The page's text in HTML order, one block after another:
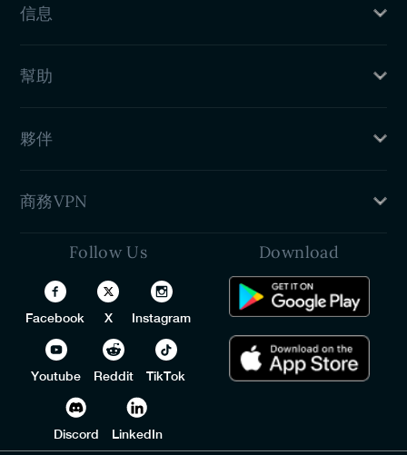
WebRTC洩漏測試
功能
PureVPN評論
信息
退款政策
新聞發布室
幫助
VPN 設定指南
夥伴
加盟計劃
商務VPN
團隊專用 VPN
White Label VPN
VPN 經銷商計劃
Follow Us
Facebook X Instagram
Youtube Reddit TikTok
Discord LinkedIn
Download